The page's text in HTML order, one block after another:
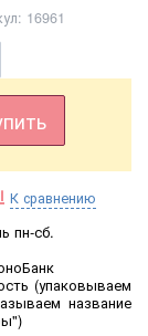
16961
К сравнению
пн-сб.
(упаковываем
название